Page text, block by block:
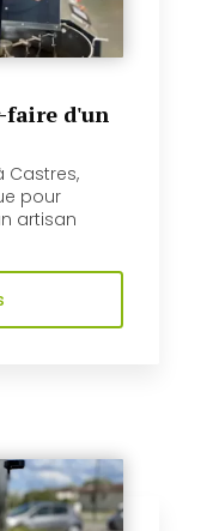
faire d'un
Castres,
pour
artisan